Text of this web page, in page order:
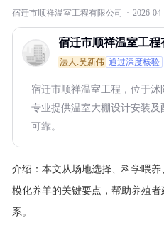
宿迁市顺祥温室工程有限公司 · 2026-
宿迁市顺祥温室工程
法人:吴新伟 通过深度核验
宿迁市顺祥温室工程，位于沭
专业提供温室大棚设计安装
可靠。
介绍： 本文从场地选择、科学喂
模化养羊的关键要点，帮助养殖
系。